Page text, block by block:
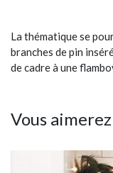
La thématique se
branches de pin
de cadre à une
Vous